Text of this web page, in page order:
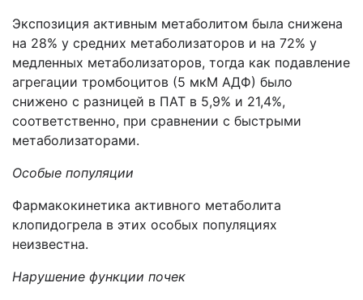
Экспозиция активным метаболитом была снижена
на 28% у средних метаболизаторов и на 72% у
медленных метаболизаторов, тогда как подавление
агрегации тромбоцитов (5 мкМ АДФ) было
снижено с разницей в ПАТ в 5,9% и 21,4%,
соответственно, при сравнении с быстрыми
метаболизаторами.
Особые популяции
Фармакокинетика активного метаболита
клопидогрела в этих особых популяциях
неизвестна.
Нарушение функции почек